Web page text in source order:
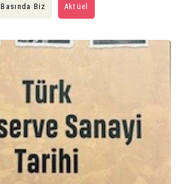
Basında Biz Aktüel